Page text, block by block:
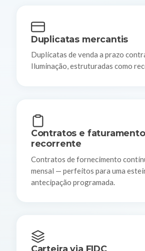
Duplicatas mercantis
Duplicatas de venda a prazo
Iluminação, estruturadas como
Contratos e faturamento
recorrente
Contratos de fornecimento
mensal — perfeitos para uma
antecipação programada.
Carteira via FIDC